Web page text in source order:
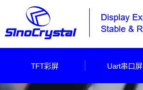
TFT彩屏 Uart串口屏